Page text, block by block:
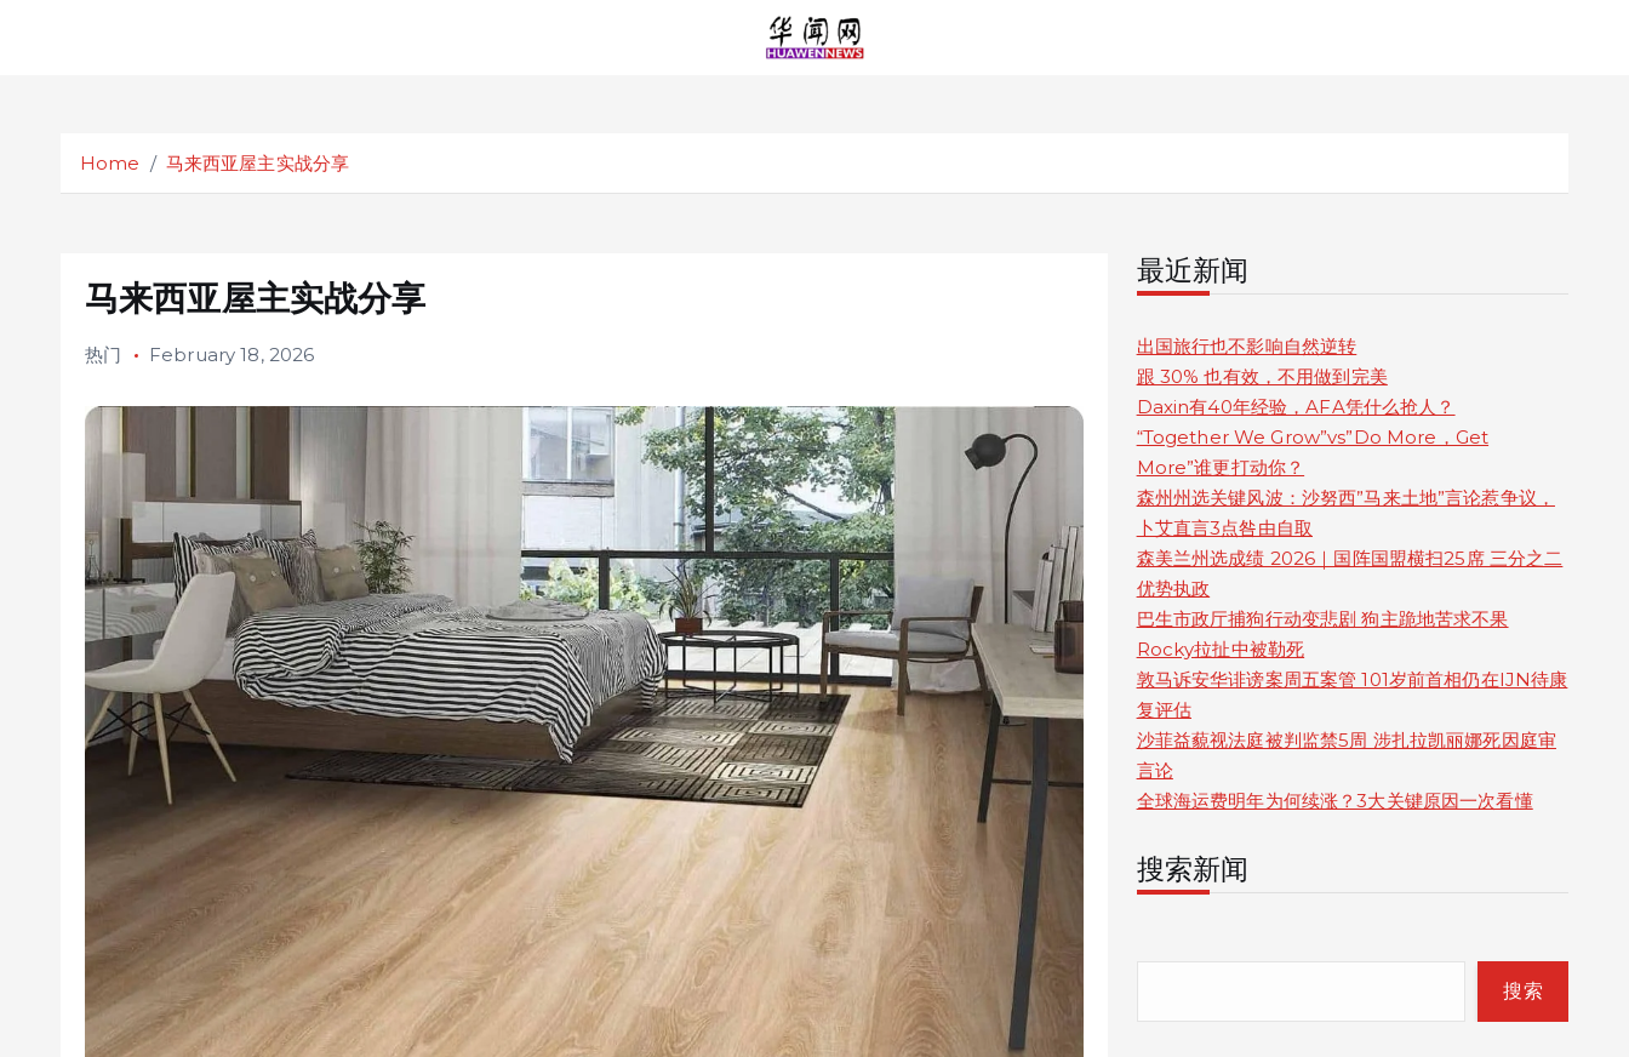
Home 马来西亚屋主实战分享
马来西亚屋主实战分享
热门 February 18, 2026
最近新闻
出国旅行也不影响自然逆转
跟 30% 也有效，不用做到完美
Daxin有40年经验，AFA凭什么抢人？
“Together We Grow”vs”Do More，Get
More”谁更打动你？
森州州选关键风波：沙努西”马来土地”言论惹争议，
卜艾直言3点咎由自取
森美兰州选成绩 2026｜国阵国盟横扫25席 三分之二
优势执政
巴生市政厅捕狗行动变悲剧 狗主跪地苦求不果
Rocky拉扯中被勒死
敦马诉安华诽谤案周五案管 101岁前首相仍在IJN待康
复评估
沙菲益藐视法庭被判监禁5周 涉扎拉凯丽娜死因庭审
言论
全球海运费明年为何续涨？3大关键原因一次看懂
搜索新闻
搜索